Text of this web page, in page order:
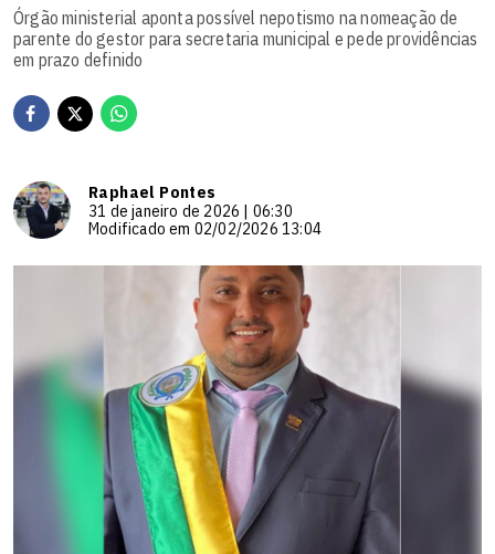
Órgão ministerial aponta possível nepotismo na nomeação de
parente do gestor para secretaria municipal e pede providências
em prazo definido
Raphael Pontes
31 de janeiro de 2026 | 06:30
Modificado em 02/02/2026 13:04